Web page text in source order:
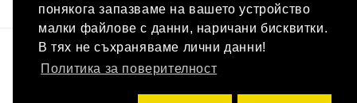
понякога запазваме на вашето устройство
малки файлове с данни, наричани бисквитки.
В тях не съхраняваме лични данни!
Политика за поверителност
Промоции Партньори
Ваучери
Производители
Връщане на стока